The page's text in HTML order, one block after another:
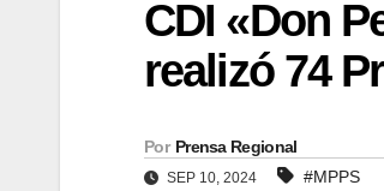
CDI «Don
realizó 74
Por Prensa Regional
SEP 10, 2024 #MPPS